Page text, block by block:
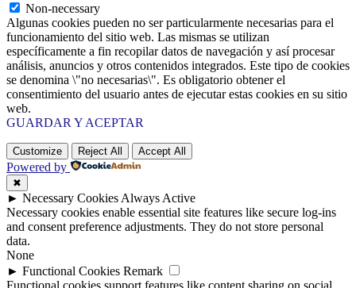
Non-necessary
Algunas cookies pueden no ser particularmente necesarias para el
funcionamiento del sitio web. Las mismas se utilizan
específicamente a fin recopilar datos de navegación y así procesar
análisis, anuncios y otros contenidos integrados. Este tipo de cookies
se denomina \"no necesarias\". Es obligatorio obtener el
consentimiento del usuario antes de ejecutar estas cookies en su sitio
web.
GUARDAR Y ACEPTAR
Customize Reject All Accept All
Powered by
✖
► Necessary Cookies Always Active
Necessary cookies enable essential site features like secure log-ins
and consent preference adjustments. They do not store personal
data.
None
► Functional Cookies Remark
Functional cookies support features like content sharing on social